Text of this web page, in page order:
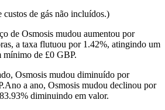
como garantia
de gás não incluídos.)
de Osmosis mudou aumentou por
a taxa flutuou por 1.42%, atingindo um
mínimo de £0 GBP.
Osmosis mudou diminuído por
Ano a ano, Osmosis mudou declinou por
diminuindo em valor.